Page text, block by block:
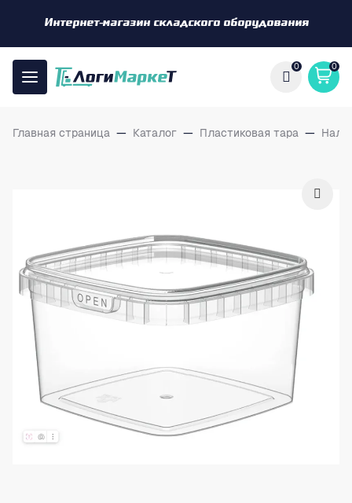
Интернет-магазин складского оборудования
0 0
Главная страница — Каталог — Пластиковая тара —